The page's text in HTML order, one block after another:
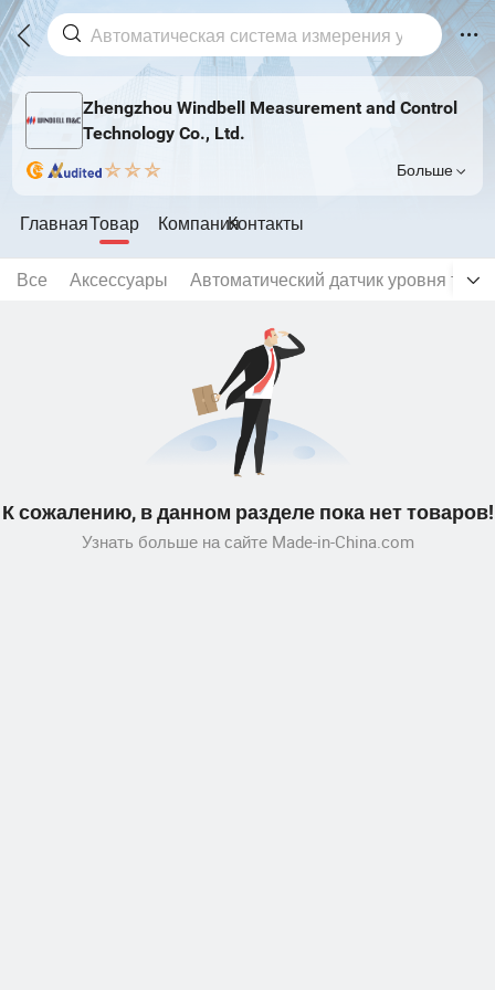
Zhengzhou Windbell Measurement and Control
Technology Co., Ltd.
Больше
ГлавнаяТовар КомпанияКонтакты
Все Аксессуары Автоматический датчик уровня
К сожалению, в данном разделе пока нет товаров!
Узнать больше на сайте Made-in-China.com